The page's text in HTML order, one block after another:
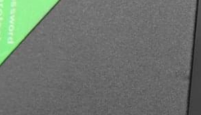
Cân tiểu ly điện tử giá rẻ
10/04/2019
Cân tiểu ly KL-118 200G/0.01 giá: 320k Cân